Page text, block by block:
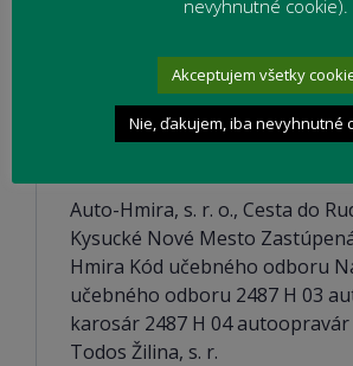
Zoznam zamestnávateľov
duálneho vzdelávania v
roku 2020/2021
Auto-Hmira, s. r. o., Cesta do
Kysucké Nové Mesto
Hmira Kód učebného odboru
učebného odboru 2487 H 03
karosár 2487 H 04
Todos Žilina, s. r.
nevyhnutné cookie).
Akceptujem všetky
Nie, ďakujem, iba nevyhnutné